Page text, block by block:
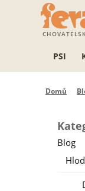
PSI
Domů
Blog